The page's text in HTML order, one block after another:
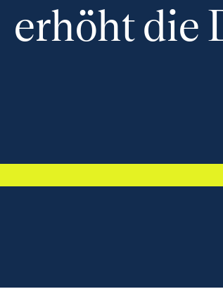
erhöht die